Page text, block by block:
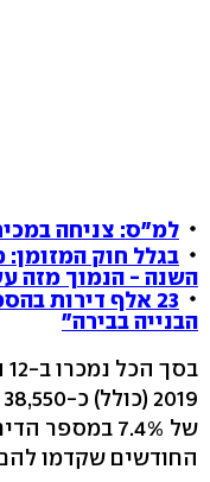
למ"ס: צניחה
בגלל חוק
השנה - הנמוך מזה
23 אלף דירות
הבנייה בבירה"
החודשים שקדמו